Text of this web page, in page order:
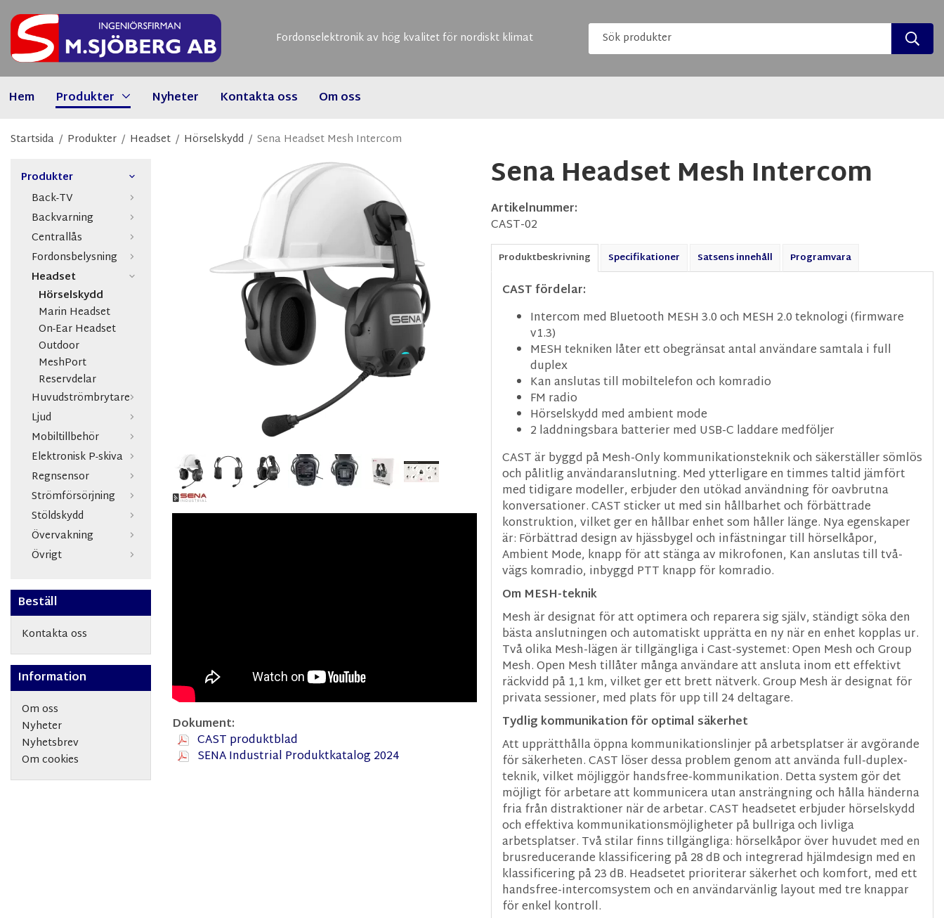
Fordonselektronik av hög kvalitet för nordiskt klimat
Hem Produkter Nyheter Kontakta oss Om oss
Startsida / Produkter / Headset / Hörselskydd / Sena Headset Mesh Intercom
Produkter
Back-TV
Backvarning
Centrallås
Fordonsbelysning
Headset
Hörselskydd
Marin Headset
On-Ear Headset
Outdoor
MeshPort
Reservdelar
Huvudströmbrytare
Ljud
Mobiltillbehör
Elektronisk P-skiva
Regnsensor
Strömförsörjning
Stöldskydd
Övervakning
Övrigt
Beställ
Kontakta oss
Information
Om oss
Nyheter
Nyhetsbrev
Om cookies
Sena Headset Mesh Intercom
Artikelnummer:
CAST-02
Produktbeskrivning Specifikationer Satsens innehåll Programvara
CAST fördelar:
Intercom med Bluetooth MESH 3.0 och MESH 2.0 teknologi (firmware
v1.3)
MESH tekniken låter ett obegränsat antal användare samtala i full
duplex
Kan anslutas till mobiltelefon och komradio
FM radio
Hörselskydd med ambient mode
2 laddningsbara batterier med USB-C laddare medföljer
CAST är byggd på Mesh-Only kommunikationsteknik och säkerställer sömlös
och pålitlig användaranslutning. Med ytterligare en timmes taltid jämfört
med tidigare modeller, erbjuder den utökad användning för oavbrutna
konversationer. CAST sticker ut med sin hållbarhet och förbättrade
konstruktion, vilket ger en hållbar enhet som håller länge. Nya egenskaper
är: Förbättrad design av hjässbygel och infästningar till hörselkåpor,
Ambient Mode, knapp för att stänga av mikrofonen, Kan anslutas till två-
vägs komradio, inbyggd PTT knapp för komradio.
Om MESH-teknik
Mesh är designat för att optimera och reparera sig själv, ständigt söka den
bästa anslutningen och automatiskt upprätta en ny när en enhet kopplas ur.
Två olika Mesh-lägen är tillgängliga i Cast-systemet: Open Mesh och Group
Mesh. Open Mesh tillåter många användare att ansluta inom ett effektivt
räckvidd på 1,1 km, vilket ger ett brett nätverk. Group Mesh är designat för
privata sessioner, med plats för upp till 24 deltagare.
Tydlig kommunikation för optimal säkerhet
Att upprätthålla öppna kommunikationslinjer på arbetsplatser är avgörande
för säkerheten. CAST löser dessa problem genom att använda full-duplex-
teknik, vilket möjliggör handsfree-kommunikation. Detta system gör det
möjligt för arbetare att kommunicera utan ansträngning och hålla händerna
fria från distraktioner när de arbetar. CAST headsetet erbjuder hörselskydd
och effektiva kommunikationsmöjligheter på bullriga och livliga
arbetsplatser. Två stilar finns tillgängliga: hörselkåpor över huvudet med en
brusreducerande klassificering på 28 dB och integrerad hjälmdesign med en
klassificering på 23 dB. Headsetet prioriterar säkerhet och komfort, med ett
handsfree-intercomsystem och en användarvänlig layout med tre knappar
för enkel kontroll.
Dokument:
CAST produktblad
SENA Industrial Produktkatalog 2024